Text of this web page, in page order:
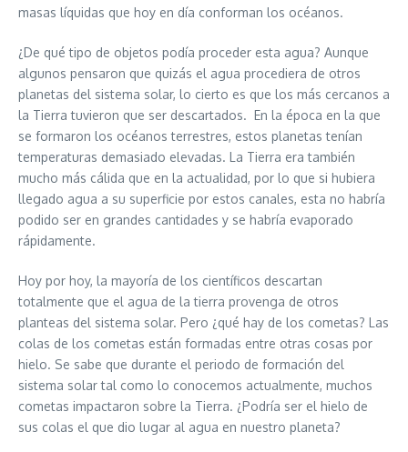
masas líquidas que hoy en día conforman los océanos.
¿De qué tipo de objetos podía proceder esta agua? Aunque
algunos pensaron que quizás el agua procediera de otros
planetas del sistema solar, lo cierto es que los más cercanos a
la Tierra tuvieron que ser descartados. En la época en la que
se formaron los océanos terrestres, estos planetas tenían
temperaturas demasiado elevadas. La Tierra era también
mucho más cálida que en la actualidad, por lo que si hubiera
llegado agua a su superficie por estos canales, esta no habría
podido ser en grandes cantidades y se habría evaporado
rápidamente.
Hoy por hoy, la mayoría de los científicos descartan
totalmente que el agua de la tierra provenga de otros
planteas del sistema solar. Pero ¿qué hay de los cometas? Las
colas de los cometas están formadas entre otras cosas por
hielo. Se sabe que durante el periodo de formación del
sistema solar tal como lo conocemos actualmente, muchos
cometas impactaron sobre la Tierra. ¿Podría ser el hielo de
sus colas el que dio lugar al agua en nuestro planeta?